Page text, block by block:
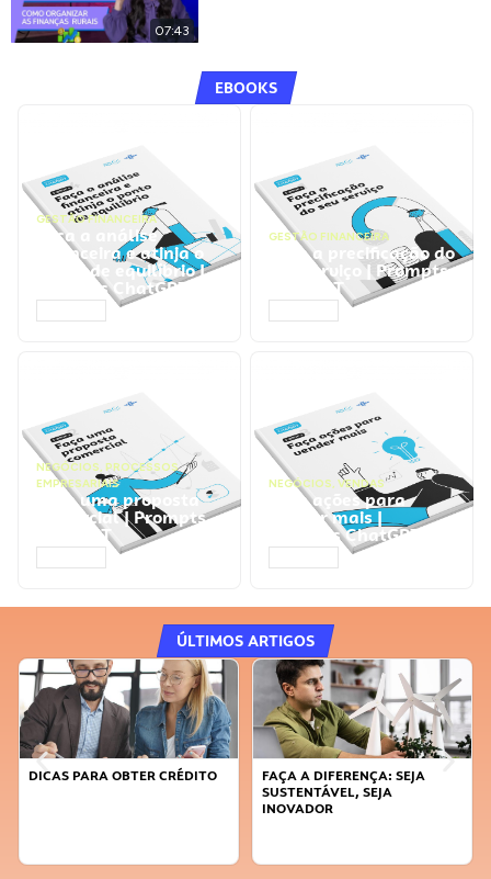
07:43
EBOOKS
GESTÃO FINANCEIRA
Faça a análise
financeira e atinja o
ponto de equilíbrio |
Prompts ChatGPT
GESTÃO FINANCEIRA
Faça a precificação do
seu serviço | Prompts
ChatGPT
NEGÓCIOS, PROCESSOS
EMPRESARIAIS
Faça uma proposta
comercial | Prompts
ChatGPT
NEGÓCIOS, VENDAS
Faça ações para
vender mais |
Prompts ChatGPT
ÚLTIMOS ARTIGOS
DICAS PARA OBTER CRÉDITO
FAÇA A DIFERENÇA: SEJA
SUSTENTÁVEL, SEJA
INOVADOR